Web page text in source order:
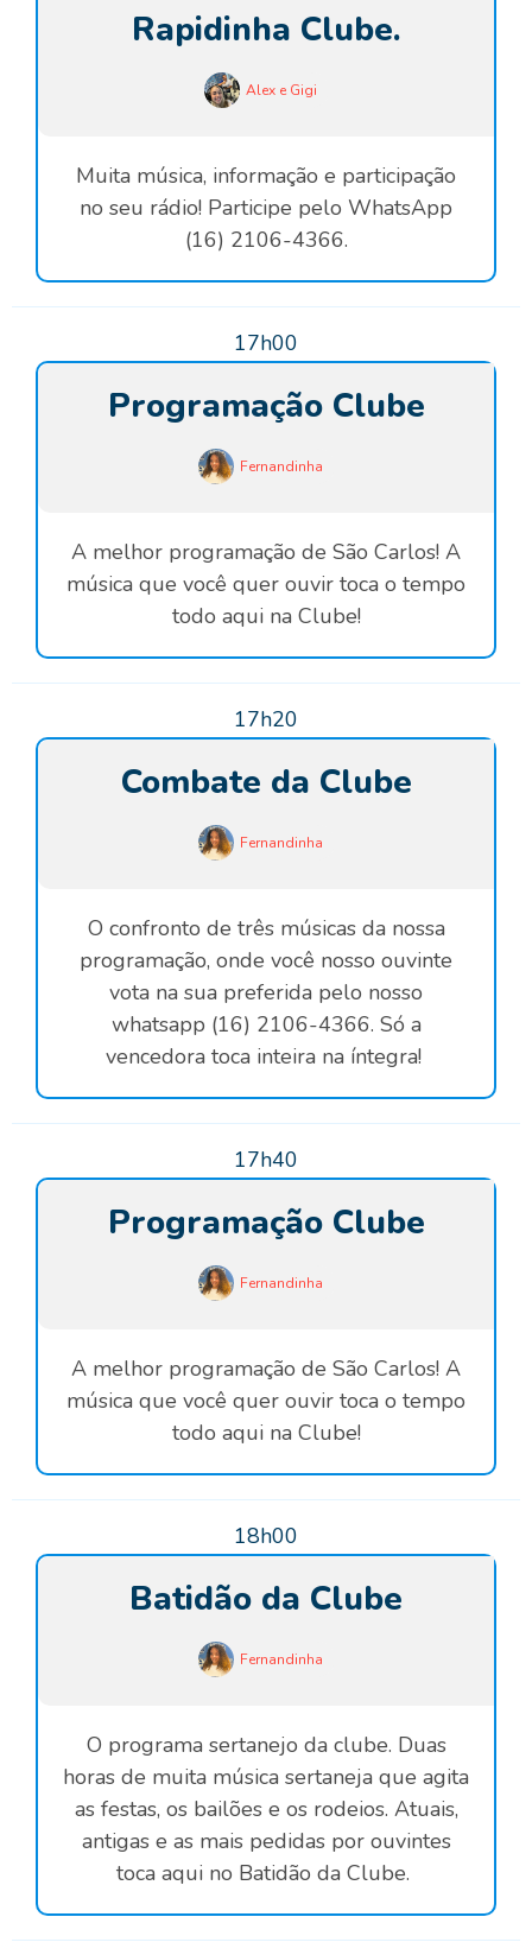
Rapidinha Clube.
Alex e Gigi
Muita música, informação e participação
no seu rádio! Participe pelo WhatsApp
(16) 2106-4366.
17h00
Programação Clube
Fernandinha
A melhor programação de São Carlos! A
música que você quer ouvir toca o tempo
todo aqui na Clube!
17h20
Combate da Clube
Fernandinha
O confronto de três músicas da nossa
programação, onde você nosso ouvinte
vota na sua preferida pelo nosso
whatsapp (16) 2106-4366. Só a
vencedora toca inteira na íntegra!
17h40
Programação Clube
Fernandinha
A melhor programação de São Carlos! A
música que você quer ouvir toca o tempo
todo aqui na Clube!
18h00
Batidão da Clube
Fernandinha
O programa sertanejo da clube. Duas
horas de muita música sertaneja que agita
as festas, os bailões e os rodeios. Atuais,
antigas e as mais pedidas por ouvintes
toca aqui no Batidão da Clube.